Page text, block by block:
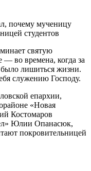
святую
во времена, когда за
лишиться жизни.
служению Господу.
епархии,
«Новая
Костомаров
Юлии Опанасюк,
покровительницей